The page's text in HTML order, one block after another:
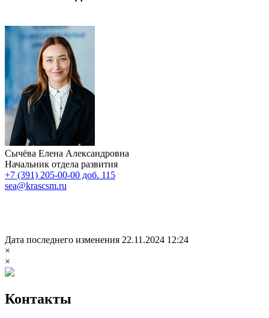
Сычёва Елена Александровна
Начальник отдела развития
+7 (391) 205-00-00 доб. 115
sea@krascsm.ru
Дата последнего изменения 22.11.2024 12:24
×
×
Контакты